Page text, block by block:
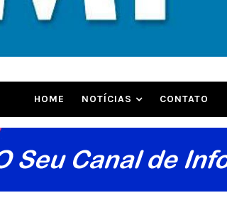
HOME NOTÍCIAS CONTATO